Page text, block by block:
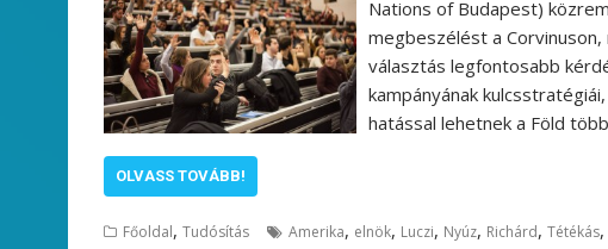
Nations of Budapest)
megbeszélést a
választás legfontosabb
kampányának
hatással lehetnek a Föld
OLVASS TOVÁBB!
Főoldal, Tudósítás Amerika, elnök, Luczi, Nyúz, Richárd, Tétékás,